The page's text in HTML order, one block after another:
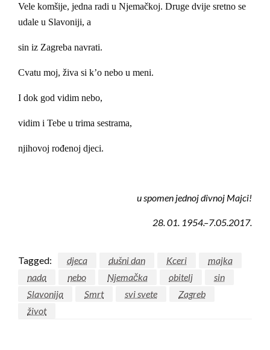
Vele komšije, jedna radi u Njemačkoj. Druge dvije sretno se
udale u Slavoniji, a
sin iz Zagreba navrati.
Cvatu moj, živa si k’o nebo u meni.
I dok god vidim nebo,
vidim i Tebe u trima sestrama,
njihovoj rođenoj djeci.
u spomen jednoj divnoj Majci!
28. 01. 1954.–7.05.2017.
Tagged: djeca dušni dan Kceri
majka
nada
nebo Njemačka obitelj
sin
Slavonija
Smrt svi svete
Zagreb
život